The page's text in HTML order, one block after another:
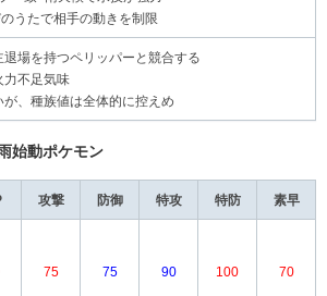
うたで相手の動きを制限
場を持つペリッパーと競合する
不足気味
、種族値は全体的に控えめ
始動ポケモン
攻撃 防御 特攻 特防 素早
75 75 90 100 70